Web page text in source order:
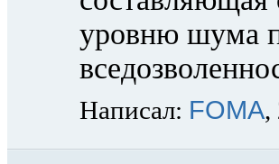
уровню шума
Написал: FOMA,